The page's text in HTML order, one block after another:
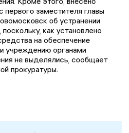
первого заместителя главы
об устранении
как установлено
на обеспечение
учреждению органами
не выделялись, сообщает
прокуратуры.